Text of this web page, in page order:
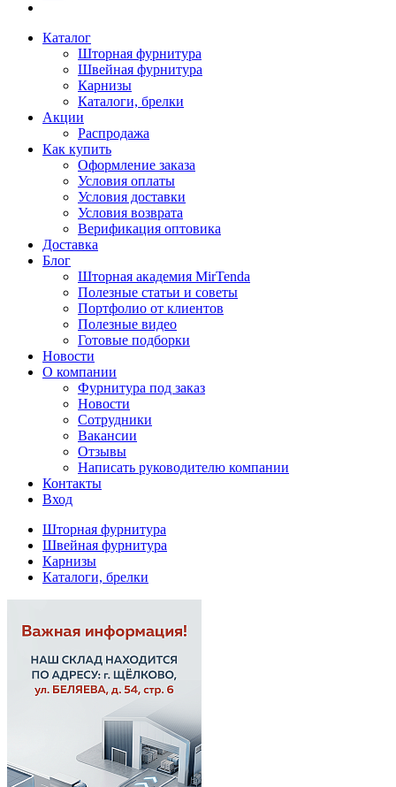
Каталог
Шторная фурнитура
Швейная фурнитура
Карнизы
Каталоги, брелки
Акции
Распродажа
Как купить
Оформление заказа
Условия оплаты
Условия доставки
Условия возврата
Верификация оптовика
Доставка
Блог
Шторная академия MirTenda
Полезные статьи и советы
Портфолио от клиентов
Полезные видео
Готовые подборки
Новости
О компании
Фурнитура под заказ
Новости
Сотрудники
Вакансии
Отзывы
Написать руководителю компании
Контакты
Вход
Шторная фурнитура
Швейная фурнитура
Карнизы
Каталоги, брелки